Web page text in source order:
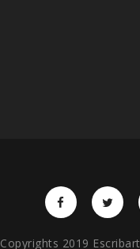
Copyrights 2019